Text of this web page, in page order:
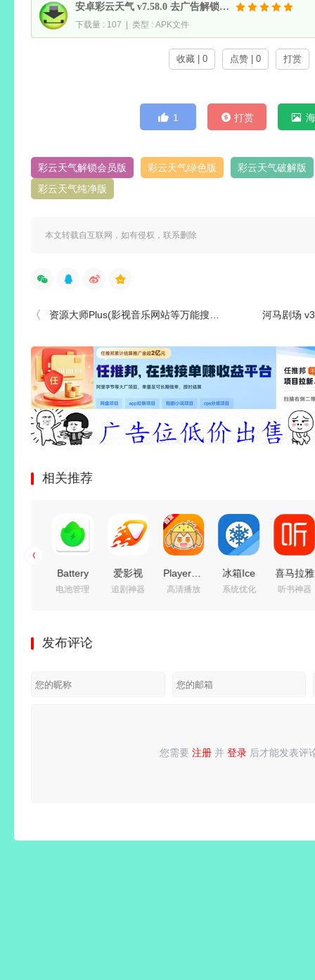
安卓彩云天气 v7.58.0 去广告解锁会员精简版
下载量 : 107 | 类型 : APK文件
收藏 | 0 点赞 | 0 打赏
1 打赏
彩云天气解锁会员版 彩云天气绿色版
彩云天气破解版
彩云天气纯净版
本文转载自互联网，如有侵权，联系删除
资源大师Plus(影视音乐网站等万能搜索下载) v1.6.1/v1.9.9 高级会员解锁版 河马剧场
相关推荐
Battery
Guru（电
build 723
费汉化解
电池管理
爱影视
(影视追
追剧神器
PlayerFab(4K
蓝光播放
高清播放
冰箱Ice
Box
系统优化
喜马拉雅
v9.4.95.3
听书神器
发布评论
您需要 注册 并 登录 后才能发表评
请登录或 注册后再发表评论！